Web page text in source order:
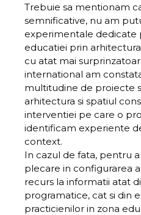
Trebuie sa mentionam
semnificative, nu am
experimentale dedicate
educatiei prin
cu atat mai
international am
multitudine de proiecte
arhitectura si spatiul
interventiei pe care o
identificam experiente
context.
In cazul de fata, pentru
plecare in configurarea
recurs la informatii atat
programatice, cat si din
practicienilor in zona